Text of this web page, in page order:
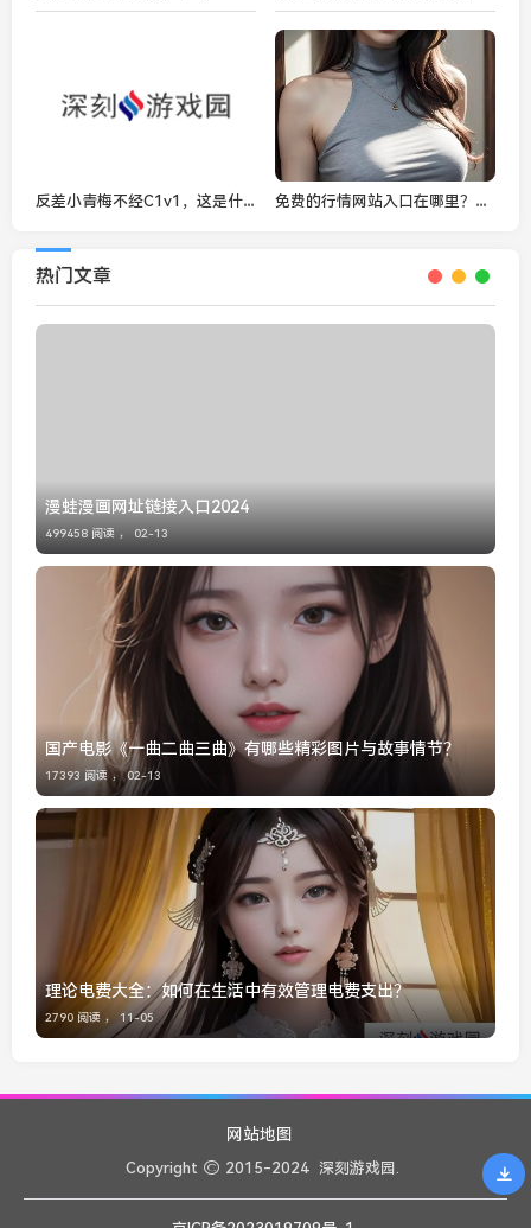
反差小青梅不经C1v1，这是什么样的故事？ 免费的行情网站入口在哪里？如何快速找到您需要的投资信息？
热门文章
漫蛙漫画网址链接入口2024
499458 阅读 ， 02-13
国产电影《一曲二曲三曲》有哪些精彩图片与故事情节？
17393 阅读 ， 02-13
理论电费大全：如何在生活中有效管理电费支出？
2790 阅读 ， 11-05
网站地图
Copyright 2015-2024 深刻游戏园.